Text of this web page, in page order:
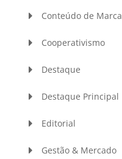
Conteúdo de Marca
Cooperativismo
Destaque
Destaque Principal
Editorial
Gestão & Mercado